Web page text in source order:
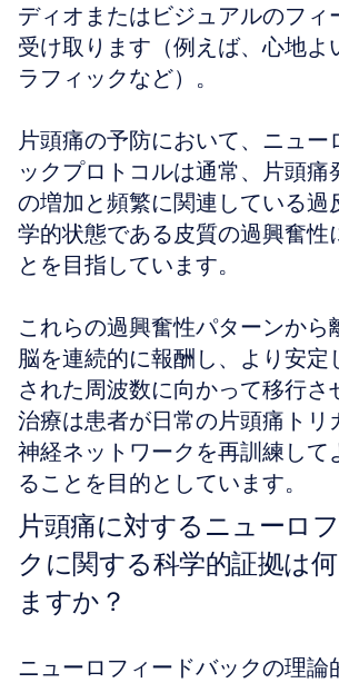
ディオまたはビジュアルのフィ
受け取ります（例えば、心地よ
ラフィックなど）。
片頭痛の予防において、ニュー
ックプロトコルは通常、片頭痛
の増加と頻繁に関連している過
学的状態である皮質の過興奮性
とを目指しています。
これらの過興奮性パターンから
脳を連続的に報酬し、より安定
された周波数に向かって移行さ
治療は患者が日常の片頭痛トリ
神経ネットワークを再訓練して
ることを目的としています。
片頭痛に対するニューロ
クに関する科学的証拠は
ますか？
ニューロフィードバックの理論